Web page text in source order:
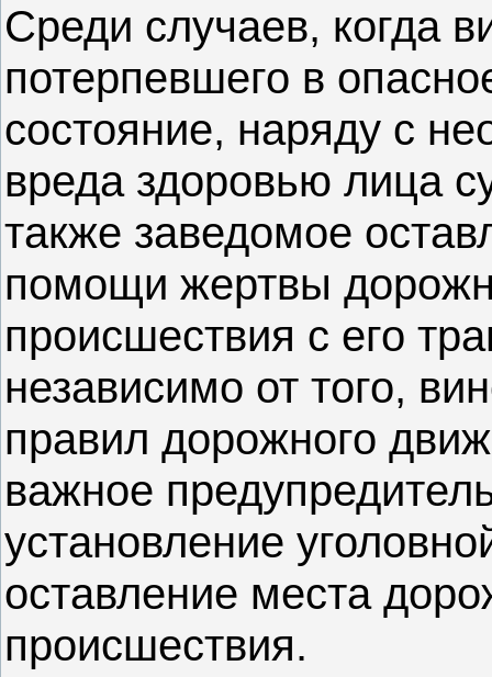
Среди случаев, когда
потерпевшего в
состояние, наряду с
вреда здоровью лица
также заведомое
помощи жертвы
происшествия с его
независимо от того,
правил дорожного
важное
установление
оставление места
происшествия.